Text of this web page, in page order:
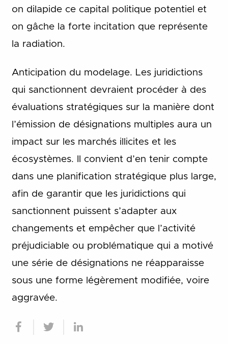
on dilapide ce capital politique potentiel et
on gâche la forte incitation que représente
la radiation.
Anticipation du modelage. Les juridictions
qui sanctionnent devraient procéder à des
évaluations stratégiques sur la manière dont
l’émission de désignations multiples aura un
impact sur les marchés illicites et les
écosystèmes. Il convient d’en tenir compte
dans une planification stratégique plus large,
afin de garantir que les juridictions qui
sanctionnent puissent s’adapter aux
changements et empêcher que l’activité
préjudiciable ou problématique qui a motivé
une série de désignations ne réapparaisse
sous une forme légèrement modifiée, voire
aggravée.